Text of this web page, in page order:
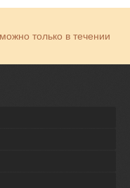
только в течении